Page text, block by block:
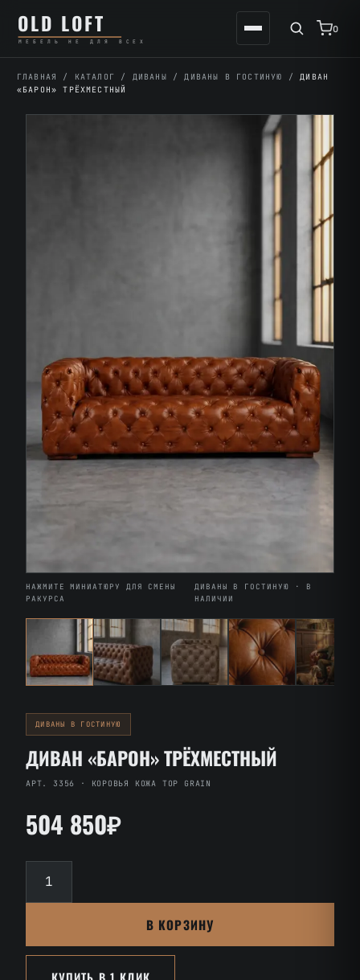
содержимому
содержимому
OLD LOFT
МЕБЕЛЬ НЕ ДЛЯ ВСЕХ
0
ГЛАВНАЯ / КАТАЛОГ / ДИВАНЫ /ДИВАНЫ В ГОСТИНУЮ /ДИВАН
«БАРОН» ТРЁХМЕСТНЫЙ
НАЖМИТЕ МИНИАТЮРУ ДЛЯ СМЕНЫ
РАКУРСА
ДИВАНЫ В ГОСТИНУЮ · В
НАЛИЧИИ
ДИВАНЫ В ГОСТИНУЮ
ДИВАН «БАРОН» ТРЁХМЕСТНЫЙ
АРТ. 3356 · КОРОВЬЯ КОЖА TOP GRAIN
504 850₽
товара
трёхместный
В КОРЗИНУ